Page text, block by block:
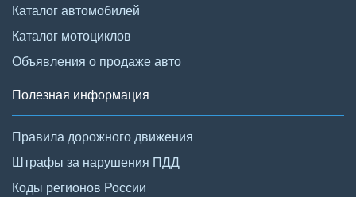
Каталог автомобилей
Каталог мотоциклов
Объявления о продаже авто
Полезная информация
Правила дорожного движения
Штрафы за нарушения ПДД
Коды регионов России